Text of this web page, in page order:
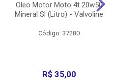
Oleo Motor Moto 4t 20w50
Mineral Sl (Litro) - Valvoline
Código: 37280
R$ 35,00